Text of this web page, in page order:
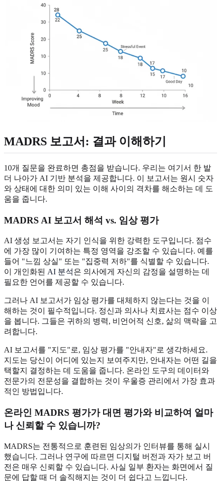
MADRS 보고서: 결과 이해하기
10개 질문을 완료하면 총점을 받습니다. 우리는 여기서 한 발
더 나아가 AI 기반 분석을 제공합니다. 이 보고서는 원시 숫자
와 상태에 대한 의미 있는 이해 사이의 격차를 해소하는 데 도
움을 줍니다.
MADRS AI 보고서 해석 vs. 임상 평가
AI 생성 보고서는 자기 인식을 위한 강력한 도구입니다. 점수
에 가장 많이 기여하는 특정 영역을 강조할 수 있습니다. 예를
들어 "느낌 상실" 또는 "집중력 저하"를 식별할 수 있습니다.
이 개인화된 AI 분석은 의사에게 자신의 감정을 설명하는 데
필요한 언어를 제공할 수 있습니다.
그러나 AI 보고서가 임상 평가를 대체하지 않는다는 것을 이
해하는 것이 필수적입니다. 정신과 의사나 치료사는 점수 이상
을 봅니다. 그들은 귀하의 병력, 비언어적 신호, 삶의 맥락을 고
려합니다.
AI 보고서를 "지도"로, 임상 평가를 "안내자"로 생각하세요.
지도는 당신이 어디에 있는지 보여주지만, 안내자는 어떤 길을
택할지 결정하는 데 도움을 줍니다. 온라인 도구의 데이터와
전문가의 전문성을 결합하는 것이 우울증 관리에서 가장 효과
적인 방법입니다.
온라인 MADRS 평가가 대면 평가와 비교하여 얼마
나 신뢰할 수 있습니까?
MADRS는 전통적으로 훈련된 임상의가 인터뷰를 통해 실시
했습니다. 그러나 연구에 따르면 디지털 버전과 자가 보고 버
전은 매우 신뢰할 수 있습니다. 사실 일부 환자는 화면에서 질
문에 답할 때 더 솔직해지는 것이 더 쉽다고 느낍니다.